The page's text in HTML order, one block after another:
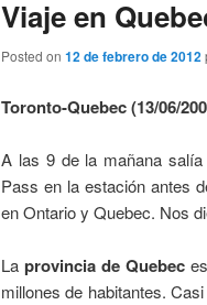
Viaje en
Posted on 12 de febrero de 2012
Toronto-Quebec(13/06/
A las 9 de la mañana
Pass en la estación antes
en Ontario y Quebec. Nos
La provincia de Quebeces
millones de habitantes.